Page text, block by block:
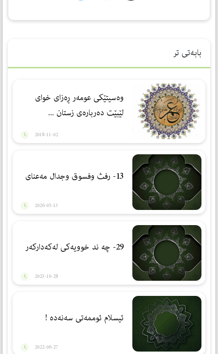
بابەتی تر
وه‌سیتێكی عومه‌ر ڕه‌زای خوای
لێبێت ده‌رباره‌ی زستان ...
2018-11-02
13- رفث وفسوق وجدال مەعنای
2026-05-13
29- چه ند خوویەكی لەكەدارکەر
2023-10-28
ئیسلام ئوممەتی سەنەدە !
2022-06-27